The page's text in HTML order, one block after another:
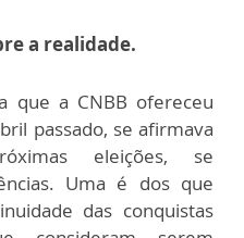
a realidade.
que a CNBB ofereceu
passado, se afirmava
eleições, se
Uma é dos que
das conquistas